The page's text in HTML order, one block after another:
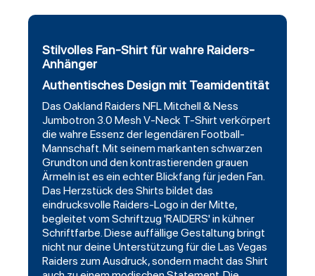
Stilvolles Fan-Shirt für wahre Raiders-
Anhänger
Authentisches Design mit Teamidentität
Das Oakland Raiders NFL Mitchell & Ness
Jumbotron 3.0 Mesh V-Neck T-Shirt verkörpert
die wahre Essenz der legendären Football-
Mannschaft. Mit seinem markanten schwarzen
Grundton und den kontrastierenden grauen
Ärmeln ist es ein echter Blickfang für jeden Fan.
Das Herzstück des Shirts bildet das
eindrucksvolle Raiders-Logo in der Mitte,
begleitet vom Schriftzug 'RAIDERS' in kühner
Schriftfarbe. Diese auffällige Gestaltung bringt
nicht nur deine Unterstützung für die Las Vegas
Raiders zum Ausdruck, sondern macht das Shirt